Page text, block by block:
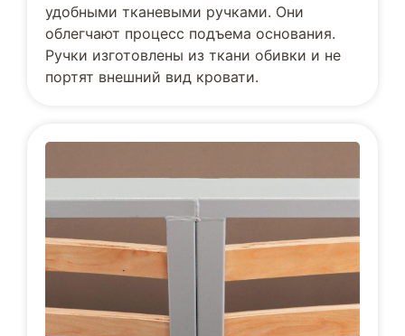
удобными тканевыми ручками. Они
облегчают процесс подъема основания.
Ручки изготовлены из ткани обивки и не
портят внешний вид кровати.